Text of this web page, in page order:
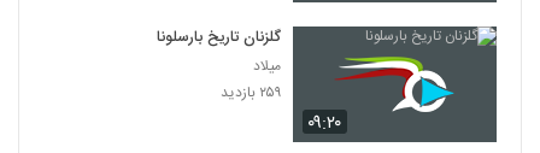
۰۹:۲۰
گلزنان تاریخ بارسلونا
میلاد
۲۵۹ بازدید